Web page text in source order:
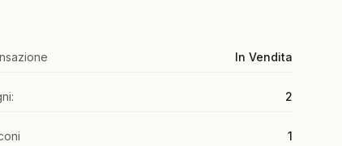
In Vendita
2
1